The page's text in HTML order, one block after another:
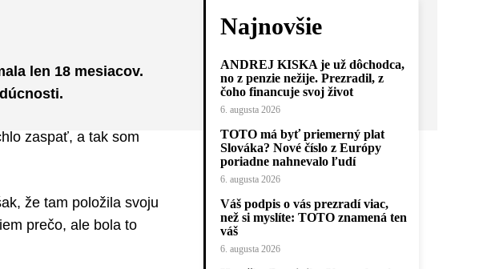
len 18 mesiacov.
zaspať, a tak som
že ​​tam položila svoju
prečo, ale bola to
Najnovšie
ANDREJ KISKA je už dôchodca,
no z penzie nežije. Prezradil, z
čoho financuje svoj život
6. augusta 2026
TOTO má byť priemerný plat
Slováka? Nové číslo z Európy
poriadne nahnevalo ľudí
6. augusta 2026
Váš podpis o vás prezradí viac,
než si myslíte: TOTO znamená ten
váš
6. augusta 2026